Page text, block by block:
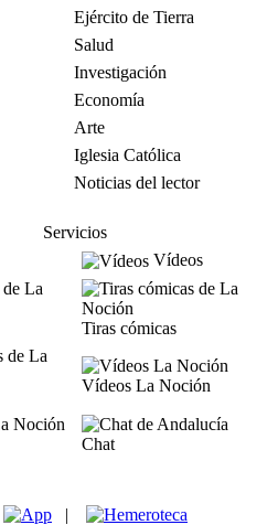
Ejército de Tierra
Salud
Investigación
Economía
Arte
Iglesia Católica
Noticias del lector
Servicios
Vídeos
Tiras cómicas
Vídeos La Noción
Chat
|